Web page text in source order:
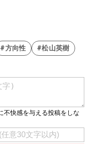
#方向性 #松山英樹